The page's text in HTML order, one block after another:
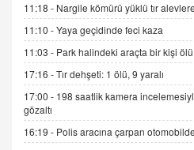
19.07.2025 12:45
GÖNÜL MENEKŞE
Şifacının Yolu
04.11.2025 12:56
AV. RÜMEYSA
Kira
11:18 - Nargile kömürü yüklü tır
11:10 -Yaya geçidinde feci kaza
11:03 - Park halindeki araçta bir kişi
17:16 -Tır dehşeti: 1 ölü, 9 yaralı
17:00 - 198 saatlik kamera
gözaltı
16:19 - Polis aracına çarpan